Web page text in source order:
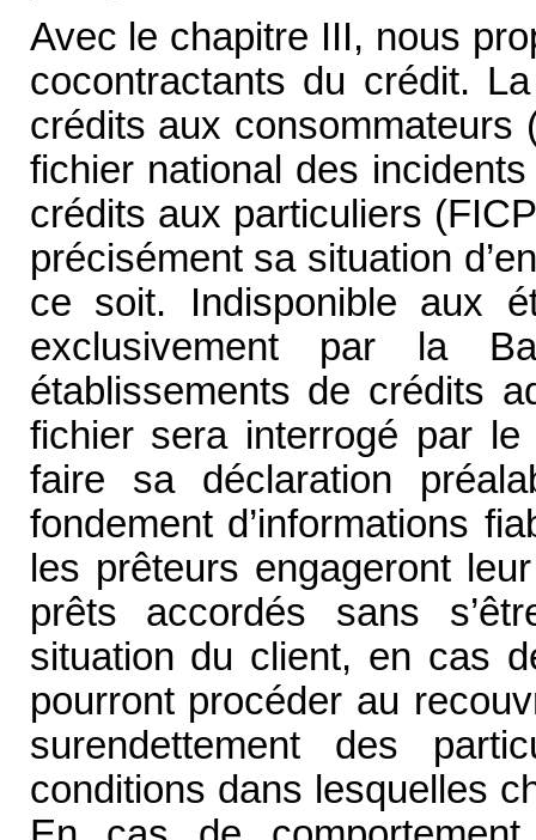
Avec le chapitre III, nous
cocontractants du crédit.
crédits aux
fichier national des
crédits aux particuliers
précisément sa situation
ce soit. Indisponible aux
exclusivement par la
établissements de crédits
fichier sera interrogé par
faire sa déclaration
fondement d’informations
les prêteurs engageront
prêts accordés sans
situation du client, en cas
pourront procéder au
surendettement des
conditions dans lesquelles